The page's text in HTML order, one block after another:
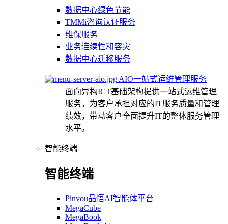
数据中心绿色节能
TMMi咨询认证服务
维保服务
业务连续性和容灾
数据中心迁移服务
AIO一站式运维管理服务
面向异构ICT基础架构提供一站式运维管理
服务，为客户承担对应的IT服务质量和管理
绩效，带动客户全面提升IT的整体服务管理
水平。
智能终端
智能终端
Pinvou品悟AI智能体平台
MegaCube
MegaBook